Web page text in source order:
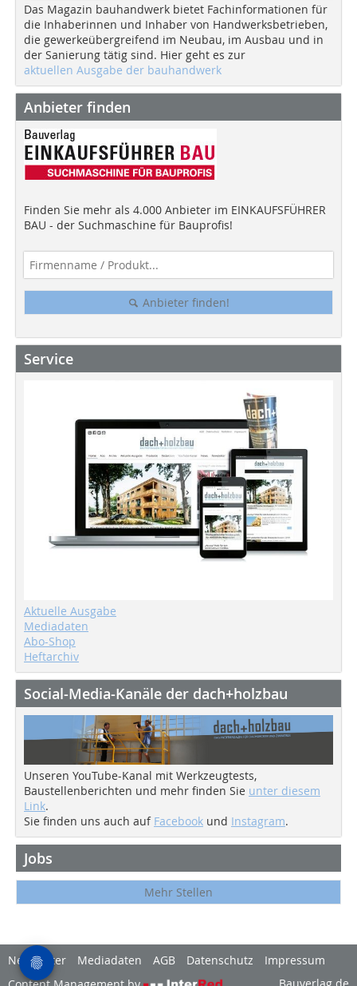
Das Magazin bauhandwerk bietet Fachinformationen für
die Inhaberinnen und Inhaber von Handwerksbetrieben,
die gewerkeübergreifend im Neubau, im Ausbau und in
der Sanierung tätig sind. Hier geht es zur
aktuellen Ausgabe der bauhandwerk
Anbieter finden
Finden Sie mehr als 4.000 Anbieter im EINKAUFSFÜHRER
BAU - der Suchmaschine für Bauprofis!
Anbieter finden!
Service
Aktuelle Ausgabe
Mediadaten
Abo-Shop
Heftarchiv
Social-Media-Kanäle der dach+holzbau
Unseren YouTube-Kanal mit Werkzeugtests,
Baustellenberichten und mehr finden Sie unter diesem
Link.
Sie finden uns auch auf Facebook und Instagram.
Jobs
Mehr Stellen
Newsletter Mediadaten AGB Datenschutz
Impressum